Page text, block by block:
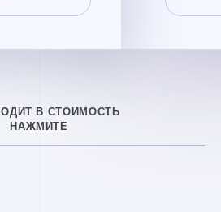
В СТОИМОСТЬ
НАЖМИТЕ